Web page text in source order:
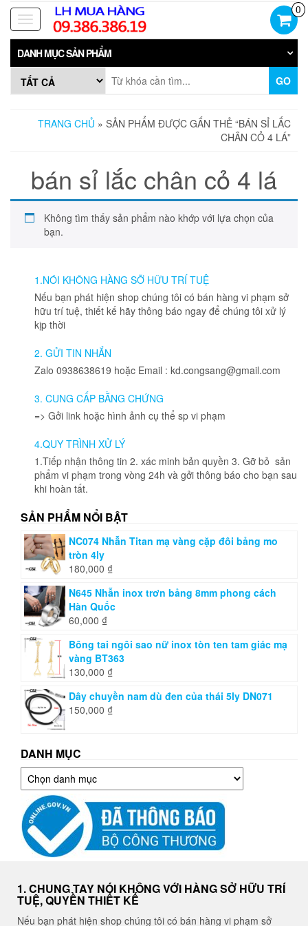
Skip
the
content
Toggle
navigation
0
DANH MỤC SẢN PHẨM
GO
TRANG CHỦ » SẢN PHẨM ĐƯỢC GẮN THẺ “BÁN SỈ LẮC
CHÂN CỎ 4 LÁ”
bán sỉ lắc chân cỏ 4 lá
Không tìm thấy sản phẩm nào khớp với lựa chọn của
bạn.
1.NÓI KHÔNG HÀNG SỠ HỮU TRÍ TUỆ
Nếu bạn phát hiện shop chúng tôi có bán hàng vi phạm sở
hữu trí tuệ, thiết kế hãy thông báo ngay để chúng tôi xử lý
kịp thời
2. GỬI TIN NHẮN
Zalo 0938638619 hoặc Email : kd.congsang@gmail.com
3. CUNG CẤP BẰNG CHỨNG
=> Gởi link hoặc hình ảnh cụ thể sp vi phạm
4.QUY TRÌNH XỬ LÝ
1.Tiếp nhận thông tin 2. xác minh bản quyền 3. Gỡ bỏ sản
phẩm vi phạm trong vòng 24h và gởi thông báo cho bạn sau
khi hoàn tất.
SẢN PHẨM NỔI BẬT
NC074 Nhẫn Titan mạ vàng cặp đôi bảng mo
tròn 4ly
180,000 ₫
N645 Nhẫn inox trơn bảng 8mm phong cách
Hàn Quốc
60,000 ₫
Bông tai ngôi sao nữ inox tòn ten tam giác mạ
vàng BT363
130,000 ₫
Dây chuyền nam dù đen của thái 5ly DN071
150,000 ₫
DANH MỤC
Danh
mục
1. CHUNG TAY NÓI KHÔNG VỚI HÀNG SỞ HỮU TRÍ
TUỆ, QUYỀN THIẾT KẾ
Nếu bạn phát hiện shop chúng tôi có bán hàng vi phạm sở